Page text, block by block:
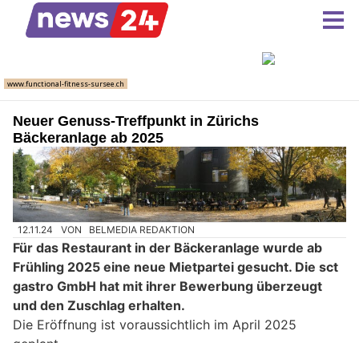
Neuer Genuss-Treffpunkt in Zürichs
Bäckeranlage ab 2025
12.11.24 VON BELMEDIA REDAKTION
Für das Restaurant in der Bäckeranlage wurde ab
Frühling 2025 eine neue Mietpartei gesucht. Die sct
gastro GmbH hat mit ihrer Bewerbung überzeugt
und den Zuschlag erhalten.
Die Eröffnung ist voraussichtlich im April 2025